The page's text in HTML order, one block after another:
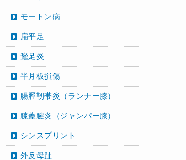
モートン病
扁平足
鵞足炎
半月板損傷
腸脛靭帯炎（ランナー膝）
膝蓋腱炎（ジャンパー膝）
シンスプリント
外反母趾